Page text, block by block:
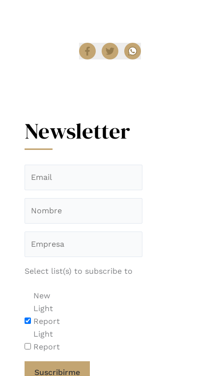
Newsletter
Select list(s) to subscribe to
New
Light
Report
Light
Report